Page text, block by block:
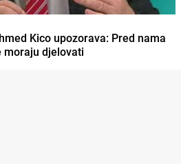
Kico upozorava: Pred nama
moraju djelovati